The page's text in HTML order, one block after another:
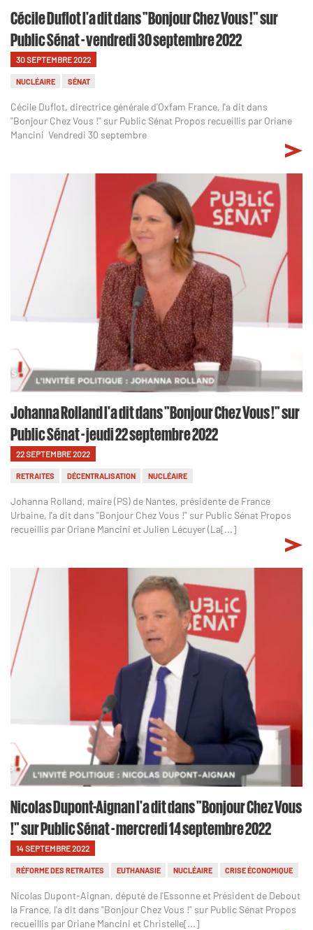
Cécile Duflot l'a dit dans "Bonjour Chez Vous !" sur
Public Sénat - vendredi 30 septembre 2022
30 SEPTEMBRE 2022
NUCLÉAIRE SÉNAT
Cécile Duflot, directrice générale d'Oxfam France, l'a dit dans
"Bonjour Chez Vous !" sur Public Sénat Propos recueillis par Oriane
Mancini Vendredi 30 septembre
Johanna Rolland l'a dit dans "Bonjour Chez Vous !" sur
Public Sénat - jeudi 22 septembre 2022
22 SEPTEMBRE 2022
RETRAITES DÉCENTRALISATION NUCLÉAIRE
Johanna Rolland, maire (PS) de Nantes, présidente de France
Urbaine, l'a dit dans "Bonjour Chez Vous !" sur Public Sénat Propos
recueillis par Oriane Mancini et Julien Lécuyer (La[...]
Nicolas Dupont-Aignan l'a dit dans "Bonjour Chez Vous
!" sur Public Sénat - mercredi 14 septembre 2022
14 SEPTEMBRE 2022
RÉFORME DES RETRAITES EUTHANASIE NUCLÉAIRE CRISE ÉCONOMIQUE
Nicolas Dupont-Aignan, député de l'Essonne et Président de Debout
la France, l'a dit dans "Bonjour Chez Vous !" sur Public Sénat Propos
recueillis par Oriane Mancini et Christelle[...]